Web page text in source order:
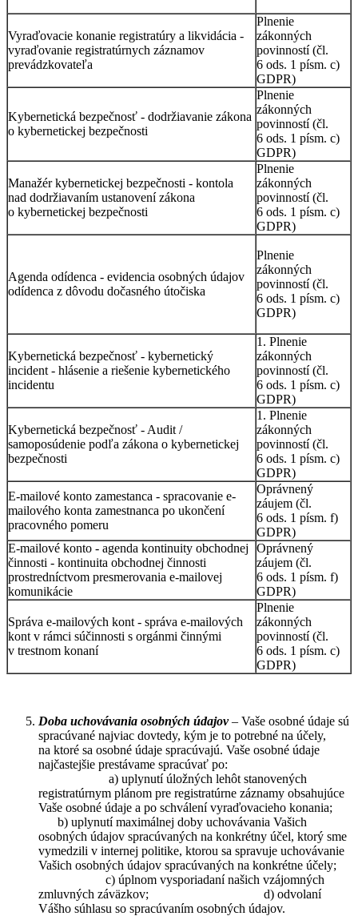
Vyraďovacie konanie registratúry a likvidácia -
vyraďovanie registratúrnych záznamov
prevádzkovateľa
Plnenie
zákonných
povinností (čl.
6 ods. 1 písm. c)
GDPR)
Kybernetická bezpečnosť - dodržiavanie zákona
o kybernetickej bezpečnosti
Plnenie
zákonných
povinností (čl.
6 ods. 1 písm. c)
GDPR)
Manažér kybernetickej bezpečnosti - kontola
nad dodržiavaním ustanovení zákona
o kybernetickej bezpečnosti
Plnenie
zákonných
povinností (čl.
6 ods. 1 písm. c)
GDPR)
Agenda odídenca - evidencia osobných údajov
odídenca z dôvodu dočasného útočiska
Plnenie
zákonných
povinností (čl.
6 ods. 1 písm. c)
GDPR)
Kybernetická bezpečnosť - kybernetický
incident - hlásenie a riešenie kybernetického
incidentu
1. Plnenie
zákonných
povinností (čl.
6 ods. 1 písm. c)
GDPR)
Kybernetická bezpečnosť - Audit /
samoposúdenie podľa zákona o kybernetickej
bezpečnosti
1. Plnenie
zákonných
povinností (čl.
6 ods. 1 písm. c)
GDPR)
E-mailové konto zamestanca - spracovanie e-
mailového konta zamestnanca po ukončení
pracovného pomeru
Oprávnený
záujem (čl.
6 ods. 1 písm. f)
GDPR)
E-mailové konto - agenda kontinuity obchodnej
činnosti - kontinuita obchodnej činnosti
prostredníctvom presmerovania e-mailovej
komunikácie
Oprávnený
záujem (čl.
6 ods. 1 písm. f)
GDPR)
Správa e-mailových kont - správa e-mailových
kont v rámci súčinnosti s orgánmi činnými
v trestnom konaní
Plnenie
zákonných
povinností (čl.
6 ods. 1 písm. c)
GDPR)
Doba uchovávania osobných údajov– Vaše osobné údaje sú
spracúvané najviac dovtedy, kým je to potrebné na účely,
na ktoré sa osobné údaje spracúvajú. Vaše osobné údaje
najčastejšie prestávame spracúvať po:
a) uplynutí úložných lehôt stanovených
registratúrnym plánom pre registratúrne záznamy obsahujúce
Vaše osobné údaje a po schválení vyraďovacieho konania;
b) uplynutí maximálnej doby uchovávania Vašich
osobných údajov spracúvaných na konkrétny účel, ktorý sme
vymedzili v internej politike, ktorou sa spravuje uchovávanie
Vašich osobných údajov spracúvaných na konkrétne účely;
c) úplnom vysporiadaní našich vzájomných
zmluvných záväzkov; d) odvolaní
Vášho súhlasu so spracúvaním osobných údajov.